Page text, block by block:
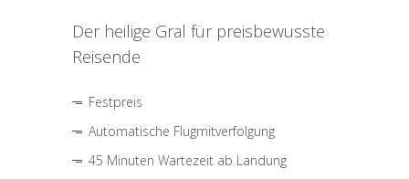
Der heilige Gral für preisbewusste
Reisende
Festpreis
Automatische Flugmitverfolgung
45 Minuten Wartezeit ab Landung